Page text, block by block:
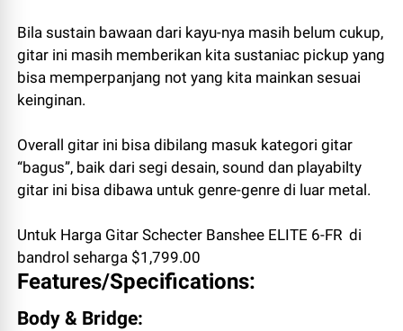
Bila sustain bawaan dari kayu-nya masih belum cukup,
gitar ini masih memberikan kita sustaniac pickup yang
bisa memperpanjang not yang kita mainkan sesuai
keinginan.
Overall gitar ini bisa dibilang masuk kategori gitar
“bagus”, baik dari segi desain, sound dan playabilty
gitar ini bisa dibawa untuk genre-genre di luar metal.
Untuk Harga Gitar Schecter Banshee ELITE 6-FRdi
bandrol seharga $1,799.00
Features/Specifications:
Body & Bridge: